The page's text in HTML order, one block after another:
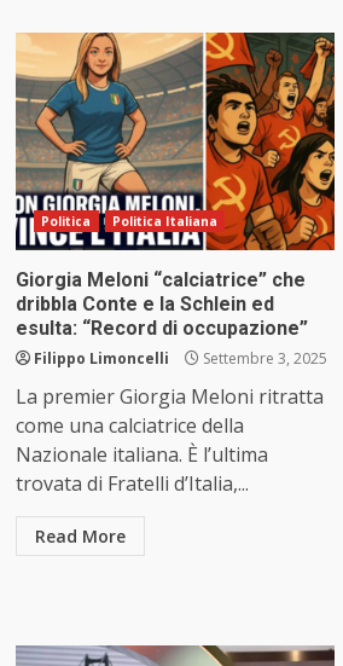
Politica Politica Italiana
Giorgia Meloni “calciatrice” che
dribbla Conte e la Schlein ed
esulta: “Record di occupazione”
Filippo Limoncelli Settembre 3, 2025
La premier Giorgia Meloni ritratta
come una calciatrice della
Nazionale italiana. È l’ultima
trovata di Fratelli d’Italia,...
Read More